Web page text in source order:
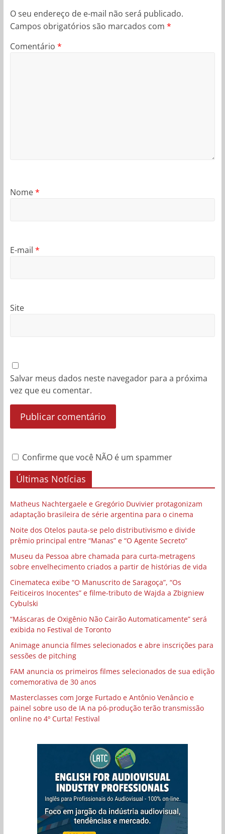
O seu endereço de e-mail não será publicado.
Campos obrigatórios são marcados com *
Comentário *
Nome*
E-mail *
Site
Salvar meus dados neste navegador para a próxima
vez que eu comentar.
Confirme que você NÃO é um spammer
Últimas Notícias
Matheus Nachtergaele e Gregório Duvivier protagonizam
adaptação brasileira de série argentina para o cinema
Noite dos Otelos pauta-se pelo distributivismo e divide
prêmio principal entre “Manas” e “O Agente Secreto”
Museu da Pessoa abre chamada para curta-metragens
sobre envelhecimento criados a partir de histórias de vida
Cinemateca exibe “O Manuscrito de Saragoça”, “Os
Feiticeiros Inocentes” e filme-tributo de Wajda a Zbigniew
Cybulski
“Máscaras de Oxigênio Não Cairão Automaticamente” será
exibida no Festival de Toronto
Animage anuncia filmes selecionados e abre inscrições para
sessões de pitching
FAM anuncia os primeiros filmes selecionados de sua edição
comemorativa de 30 anos
Masterclasses com Jorge Furtado e Antônio Venâncio e
painel sobre uso de IA na pó-produção terão transmissão
online no 4º Curta! Festival